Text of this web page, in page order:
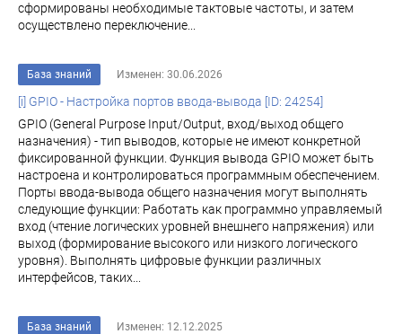
сформированы необходимые тактовые частоты, и затем
осуществлено переключение...
База знаний Изменен: 30.06.2026
[i] GPIO - Настройка портов ввода-вывода [ID: 24254]
GPIO (General Purpose Input/Output, вход/выход общего
назначения) - тип выводов, которые не имеют конкретной
фиксированной функции. Функция вывода GPIO может быть
настроена и контролироваться программным обеспечением.
Порты ввода-вывода общего назначения могут выполнять
следующие функции: Работать как программно управляемый
вход (чтение логических уровней внешнего напряжения) или
выход (формирование высокого или низкого логического
уровня). Выполнять цифровые функции различных
интерфейсов, таких...
База знаний Изменен: 12.12.2025